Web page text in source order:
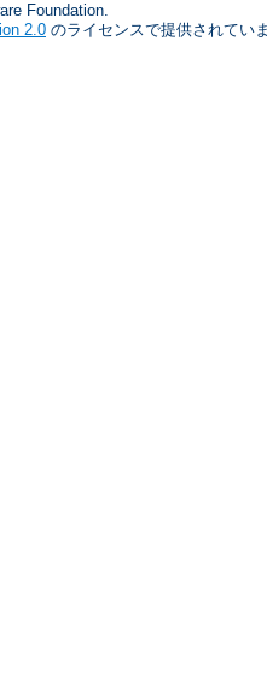
Foundation.
2.0 のライセンスで提供されてい